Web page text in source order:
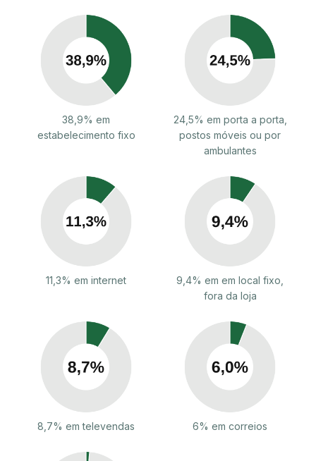
38,9% em
estabelecimento fixo
24,5% em porta a porta,
postos móveis ou por
ambulantes
11,3% em internet
9,4% em em local fixo,
fora da loja
8,7% em televendas 6% em correios